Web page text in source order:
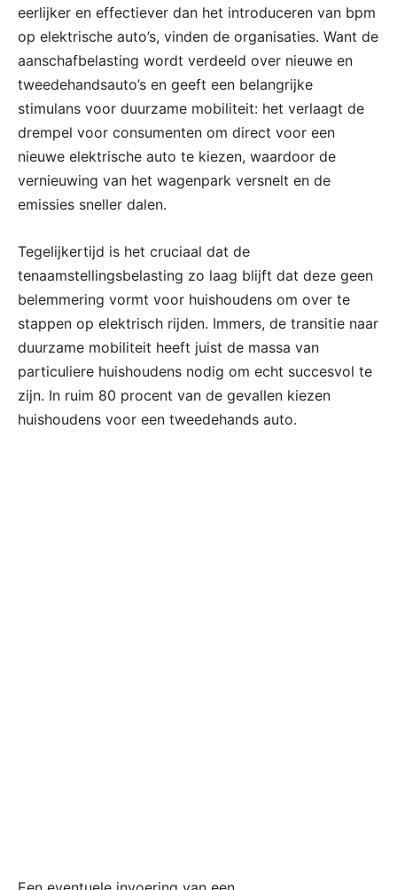
eerlijker en effectiever dan het introduceren van bpm
op elektrische auto’s, vinden de organisaties. Want de
aanschafbelasting wordt verdeeld over nieuwe en
tweedehandsauto’s en geeft een belangrijke
stimulans voor duurzame mobiliteit: het verlaagt de
drempel voor consumenten om direct voor een
nieuwe elektrische auto te kiezen, waardoor de
vernieuwing van het wagenpark versnelt en de
emissies sneller dalen.
Tegelijkertijd is het cruciaal dat de
tenaamstellingsbelasting zo laag blijft dat deze geen
belemmering vormt voor huishoudens om over te
stappen op elektrisch rijden. Immers, de transitie naar
duurzame mobiliteit heeft juist de massa van
particuliere huishoudens nodig om echt succesvol te
zijn. In ruim 80 procent van de gevallen kiezen
huishoudens voor een tweedehands auto.